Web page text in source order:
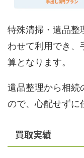
特殊清掃・遺品整
わせて利用でき、
算となります。
遺品整理から相続
ので、心配せずに
買取実績